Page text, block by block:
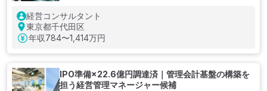
経営コンサルタント
東京都千代田区
年収784〜1,414万円
IPO準備×22.6億円調達済｜管理会計基盤の構築を
担う経営管理マネージャー候補